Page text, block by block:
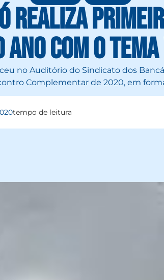
realiza
com o
no Auditório do Sindicato dos
Complementar de 2020, em
tempo de leitura